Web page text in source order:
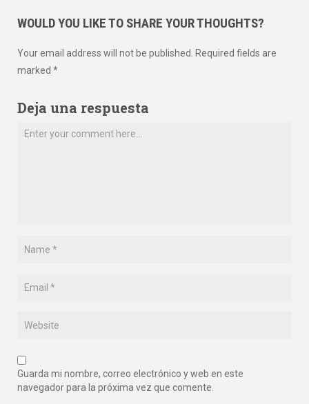
WOULD YOU LIKE TO SHARE YOUR THOUGHTS?
Your email address will not be published. Required fields are
marked *
Deja una respuesta
Guarda mi nombre, correo electrónico y web en este
navegador para la próxima vez que comente.